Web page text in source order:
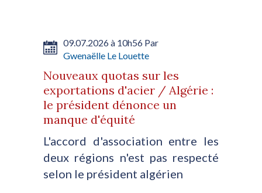
09.07.2026 à 10h56 Par
Gwenaëlle Le Louette
Nouveaux quotas sur les
exportations d'acier / Algérie :
le président dénonce un
manque d'équité
L'accord d'association entre les
deux régions n'est pas respecté
selon le président algérien